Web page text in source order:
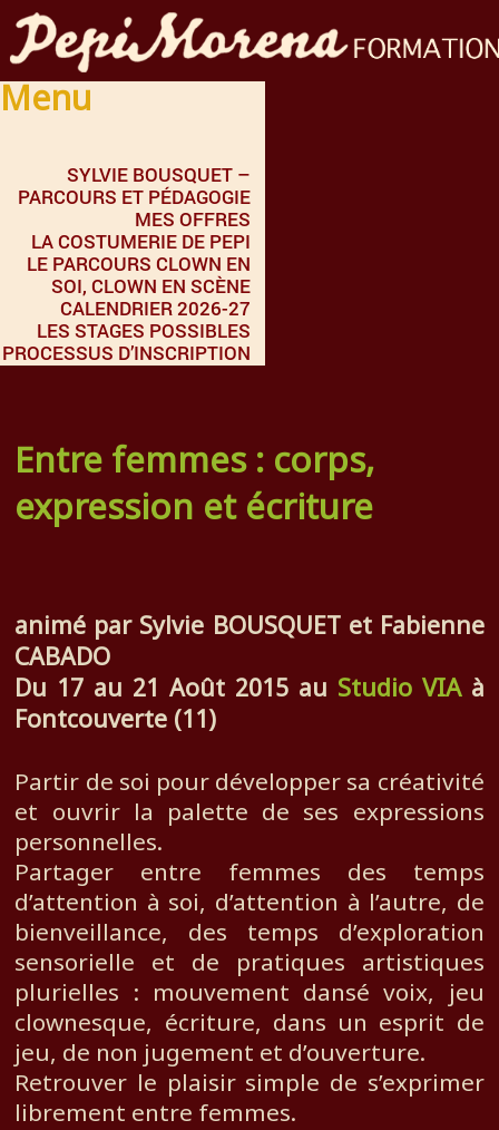
Menu
SYLVIE BOUSQUET –
PARCOURS ET PÉDAGOGIE
MES OFFRES
LA COSTUMERIE DE PEPI
LE PARCOURS CLOWN EN
SOI, CLOWN EN SCÈNE
CALENDRIER 2026-27
LES STAGES POSSIBLES
PROCESSUS D’INSCRIPTION
Entre femmes : corps,
expression et écriture
animé par Sylvie BOUSQUET et Fabienne
CABADO
Du 17 au 21 Août 2015 au Studio VIAà
Fontcouverte (11)
Partir de soi pour développer sa créativité
et ouvrir la palette de ses expressions
personnelles.
Partager entre femmes des temps
d’attention à soi, d’attention à l’autre, de
bienveillance, des temps d’exploration
sensorielle et de pratiques artistiques
plurielles : mouvement dansé voix, jeu
clownesque, écriture, dans un esprit de
jeu, de non jugement et d’ouverture.
Retrouver le plaisir simple de s’exprimer
librement entre femmes.